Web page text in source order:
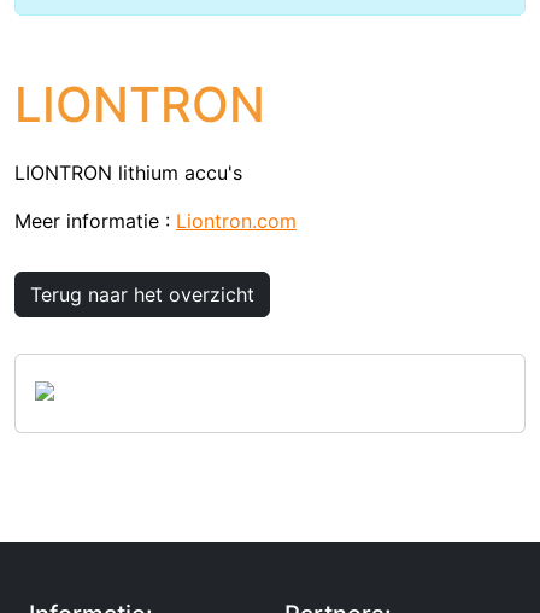
LIONTRON
LIONTRON lithium accu's
Meer informatie : Liontron.com
Terug naar het overzicht